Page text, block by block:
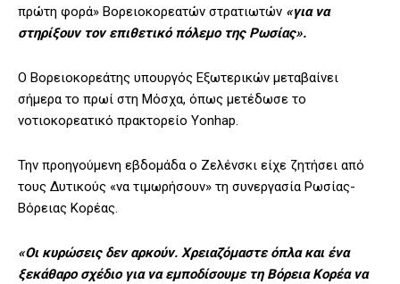
πρώτη φορά» Βορειοκορεατών στρατιωτών «για να
στηρίξουν τον επιθετικό πόλεμο της Ρωσίας».
Ο Βορειοκορεάτης υπουργός Εξωτερικών μεταβαίνει
σήμερα το πρωί στη Μόσχα, όπως μετέδωσε το
νοτιοκορεατικό πρακτορείο Yonhap.
Την προηγούμενη εβδομάδα ο Ζελένσκι είχε ζητήσει από
τους Δυτικούς «να τιμωρήσουν» τη συνεργασία Ρωσίας-
Βόρειας Κορέας.
«Οι κυρώσεις δεν αρκούν. Χρειαζόμαστε όπλα και ένα
ξεκάθαρο σχέδιο για να εμποδίσουμε τη Βόρεια Κορέα να